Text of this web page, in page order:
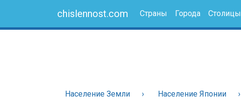
chislennost.com Страны Города Столицы
Население Земли Население Японии